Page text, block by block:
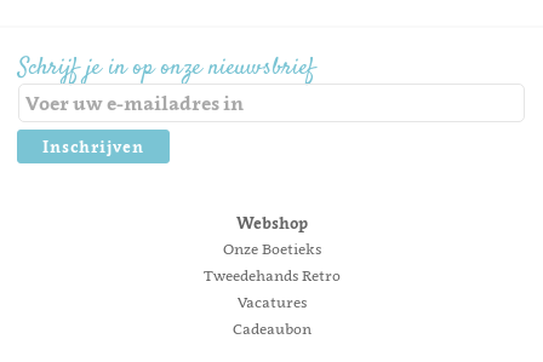
Schrijf je in op onze nieuwsbrief
Inschrijven
Webshop
Onze Boetieks
Tweedehands Retro
Vacatures
Cadeaubon